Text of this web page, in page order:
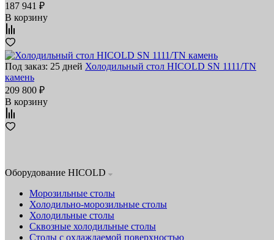
187 941 ₽
В корзину
Под заказ: 25 дней Холодильный стол HICOLD SN 1111/TN
камень
209 800 ₽
В корзину
Оборудование HICOLD
Морозильные столы
Холодильно-морозильные столы
Холодильные столы
Сквозные холодильные столы
Столы с охлаждаемой поверхностью